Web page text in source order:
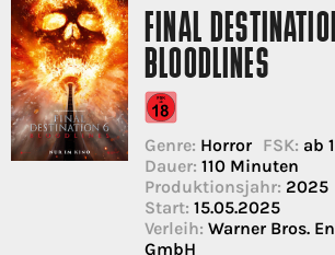
FINAL
BLOODLINES
Genre: Horror FSK: ab
Dauer: 110 Minuten
Produktionsjahr: 2025
Start: 15.05.2025
Verleih: Warner Bros.
GmbH